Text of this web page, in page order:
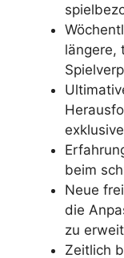
längere,
beim
Neue
die
zu
Zeitlich